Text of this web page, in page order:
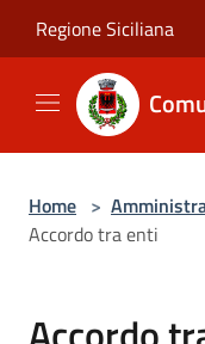
Regione Siciliana
Home >
Accordo tra enti